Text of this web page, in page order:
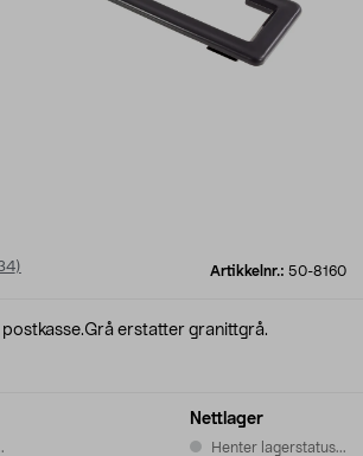
Artikkelnr.: 50-8160
)
Nettlager
Henter lagerstatus...
postkasse.Grå erstatter granittgrå.